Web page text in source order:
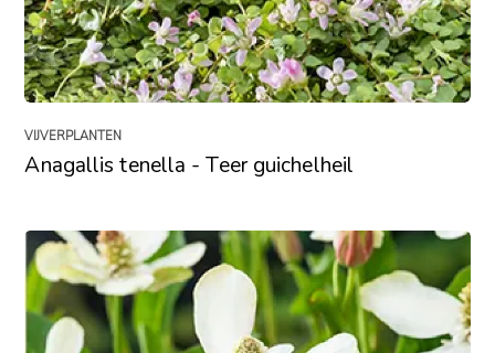
VIJVERPLANTEN
Anagallis tenella - Teer guichelheil